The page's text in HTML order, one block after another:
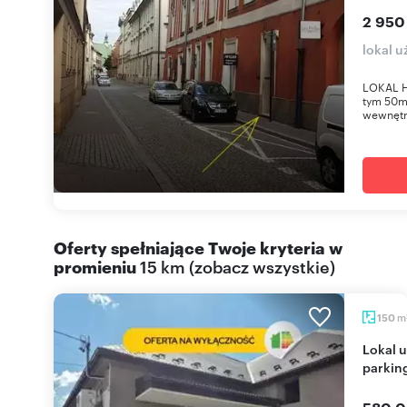
2
lokal
LOKAL
tym
Oferty spełniające Twoje kryteria w
promieniu15 km (zobacz wszystkie)
150 m
Lokal usługowy 150 m² z klimatyzacją i